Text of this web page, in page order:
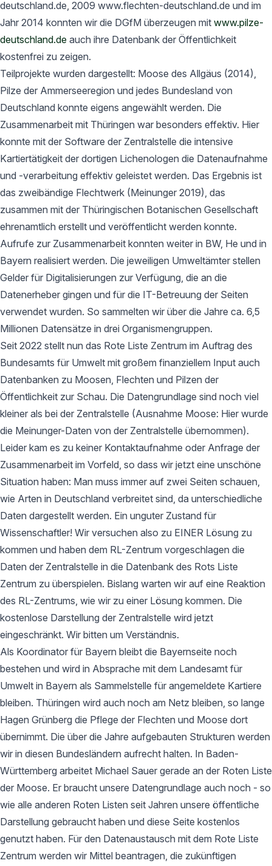
deutschland.de, 2009 www.flechten-deutschland.de und im
Jahr 2014 konnten wir die DGfM überzeugen mit www.pilze-
deutschland.de auch ihre Datenbank der Öffentlichkeit
kostenfrei zu zeigen.
Teilprojekte wurden dargestellt: Moose des Allgäus (2014),
Pilze der Ammerseeregion und jedes Bundesland von
Deutschland konnte eigens angewählt werden. Die
Zusammenarbeit mit Thüringen war besonders effektiv. Hier
konnte mit der Software der Zentralstelle die intensive
Kartiertätigkeit der dortigen Lichenologen die Datenaufnahme
und -verarbeitung effektiv geleistet werden. Das Ergebnis ist
das zweibändige Flechtwerk (Meinunger 2019), das
zusammen mit der Thüringischen Botanischen Gesellschaft
ehrenamtlich erstellt und veröffentlicht werden konnte.
Aufrufe zur Zusammenarbeit konnten weiter in BW, He und in
Bayern realisiert werden. Die jeweiligen Umweltämter stellen
Gelder für Digitalisierungen zur Verfügung, die an die
Datenerheber gingen und für die IT-Betreuung der Seiten
verwendet wurden. So sammelten wir über die Jahre ca. 6,5
Millionen Datensätze in drei Organismengruppen.
Seit 2022 stellt nun das Rote Liste Zentrum im Auftrag des
Bundesamts für Umwelt mit großem finanziellem Input auch
Datenbanken zu Moosen, Flechten und Pilzen der
Öffentlichkeit zur Schau. Die Datengrundlage sind noch viel
kleiner als bei der Zentralstelle (Ausnahme Moose: Hier wurde
die Meinunger-Daten von der Zentralstelle übernommen).
Leider kam es zu keiner Kontaktaufnahme oder Anfrage der
Zusammenarbeit im Vorfeld, so dass wir jetzt eine unschöne
Situation haben: Man muss immer auf zwei Seiten schauen,
wie Arten in Deutschland verbreitet sind, da unterschiedliche
Daten dargestellt werden. Ein unguter Zustand für
Wissenschaftler! Wir versuchen also zu EINER Lösung zu
kommen und haben dem RL-Zentrum vorgeschlagen die
Daten der Zentralstelle in die Datenbank des Rots Liste
Zentrum zu überspielen. Bislang warten wir auf eine Reaktion
des RL-Zentrums, wie wir zu einer Lösung kommen. Die
kostenlose Darstellung der Zentralstelle wird jetzt
eingeschränkt. Wir bitten um Verständnis.
Als Koordinator für Bayern bleibt die Bayernseite noch
bestehen und wird in Absprache mit dem Landesamt für
Umwelt in Bayern als Sammelstelle für angemeldete Kartiere
bleiben. Thüringen wird auch noch am Netz bleiben, so lange
Hagen Grünberg die Pflege der Flechten und Moose dort
übernimmt. Die über die Jahre aufgebauten Strukturen werden
wir in diesen Bundesländern aufrecht halten. In Baden-
Württemberg arbeitet Michael Sauer gerade an der Roten Liste
der Moose. Er braucht unsere Datengrundlage auch noch - so
wie alle anderen Roten Listen seit Jahren unsere öffentliche
Darstellung gebraucht haben und diese Seite kostenlos
genutzt haben. Für den Datenaustausch mit dem Rote Liste
Zentrum werden wir Mittel beantragen, die zukünftigen